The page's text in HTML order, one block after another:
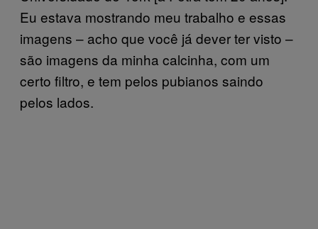
Eu estava mostrando meu trabalho e essas
imagens – acho que você já dever ter visto –
são imagens da minha calcinha, com um
certo filtro, e tem pelos pubianos saindo
pelos lados.